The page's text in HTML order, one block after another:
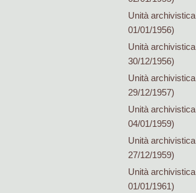
Unità archivistica
01/01/1956)
Unità archivistica
30/12/1956)
Unità archivistica
29/12/1957)
Unità archivistica
04/01/1959)
Unità archivistica
27/12/1959)
Unità archivistica
01/01/1961)